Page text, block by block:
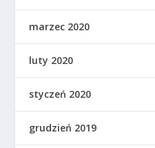
marzec 2020
luty 2020
styczeń 2020
grudzień 2019